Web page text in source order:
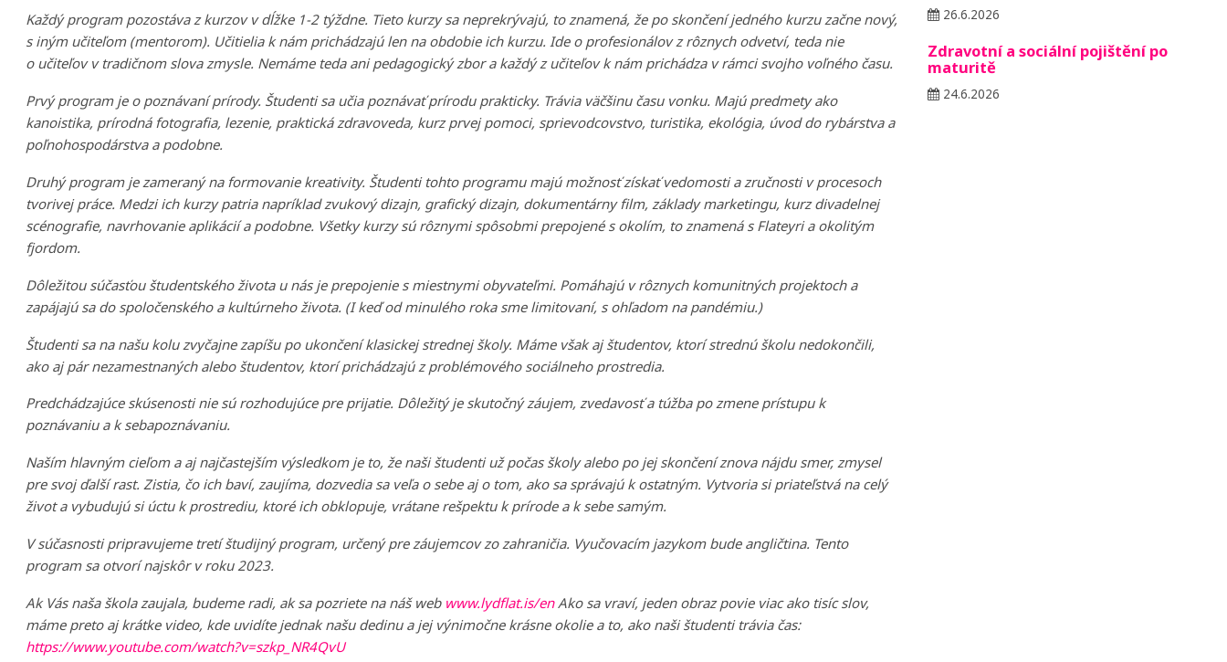
Každý program pozostáva z kurzov v dĺžke 1-2 týždne. Tieto kurzy sa neprekrývajú, to znamená, že po skončení jedného kurzu začne nový,
s iným učiteľom (mentorom). Učitielia k nám prichádzajú len na obdobie ich kurzu. Ide o profesionálov z rôznych odvetví, teda nie
o učiteľov v tradičnom slova zmysle. Nemáme teda ani pedagogický zbor a každý z učiteľov k nám prichádza v rámci svojho voľného času.
Prvý program je o poznávaní prírody. Študenti sa učia poznávať prírodu prakticky. Trávia väčšinu času vonku. Majú predmety ako
kanoistika, prírodná fotografia, lezenie, praktická zdravoveda, kurz prvej pomoci, sprievodcovstvo, turistika, ekológia, úvod do rybárstva a
poľnohospodárstva a podobne.
Druhý program je zameraný na formovanie kreativity. Študenti tohto programu majú možnosť získať vedomosti a zručnosti v procesoch
tvorivej práce. Medzi ich kurzy patria napríklad zvukový dizajn, grafický dizajn, dokumentárny film, základy marketingu, kurz divadelnej
scénografie, navrhovanie aplikácií a podobne. Všetky kurzy sú rôznymi spôsobmi prepojené s okolím, to znamená s Flateyri a okolitým
fjordom.
Dôležitou súčasťou študentského života u nás je prepojenie s miestnymi obyvateľmi. Pomáhajú v rôznych komunitných projektoch a
zapájajú sa do spoločenského a kultúrneho života. (I keď od minulého roka sme limitovaní, s ohľadom na pandémiu.)
Študenti sa na našu kolu zvyčajne zapíšu po ukončení klasickej strednej školy. Máme však aj študentov, ktorí strednú školu nedokončili,
ako aj pár nezamestnaných alebo študentov, ktorí prichádzajú z problémového sociálneho prostredia.
Predchádzajúce skúsenosti nie sú rozhodujúce pre prijatie. Dôležitý je skutočný záujem, zvedavosť a túžba po zmene prístupu k
poznávaniu a k sebapoznávaniu.
Naším hlavným cieľom a aj najčastejším výsledkom je to, že naši študenti už počas školy alebo po jej skončení znova nájdu smer, zmysel
pre svoj ďalší rast. Zistia, čo ich baví, zaujíma, dozvedia sa veľa o sebe aj o tom, ako sa správajú k ostatným. Vytvoria si priateľstvá na celý
život a vybudujú si úctu k prostrediu, ktoré ich obklopuje, vrátane rešpektu k prírode a k sebe samým.
V súčasnosti pripravujeme tretí študijný program, určený pre záujemcov zo zahraničia. Vyučovacím jazykom bude angličtina. Tento
program sa otvorí najskôr v roku 2023.
Ak Vás naša škola zaujala, budeme radi, ak sa pozriete na náš webwww.lydflat.is/enAko sa vraví, jeden obraz povie viac ako tisíc slov,
máme preto aj krátke video, kde uvidíte jednak našu dedinu a jej výnimočne krásne okolie a to, ako naši študenti trávia čas:
https://www.youtube.com/watch?v=szkp_NR4QvU
26.6.2026
Zdravotní a sociální pojištění po
maturitě
24.6.2026